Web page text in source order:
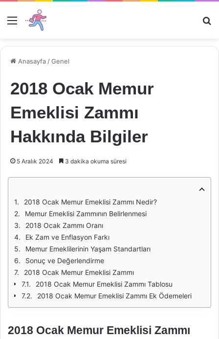
Menü
Anasayfa /Genel
2018 Ocak Memur
Emeklisi Zammı
Hakkında Bilgiler
5 Aralık 2024 3 dakika okuma süresi
2018 Ocak Memur Emeklisi Zammı Nedir?
Memur Emeklisi Zammının Belirlenmesi
2018 Ocak Zammı Oranı
Ek Zam ve Enflasyon Farkı
Memur Emeklilerinin Yaşam Standartları
Sonuç ve Değerlendirme
2018 Ocak Memur Emeklisi Zammı
2018 Ocak Memur Emeklisi Zammı Tablosu
2018 Ocak Memur Emeklisi Zammı Ek Ödemeleri
2018 Ocak Memur Emeklisi Zammı